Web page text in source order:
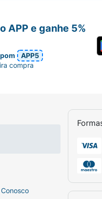
Conosco
APP e ganhe 5%
APP5
compra